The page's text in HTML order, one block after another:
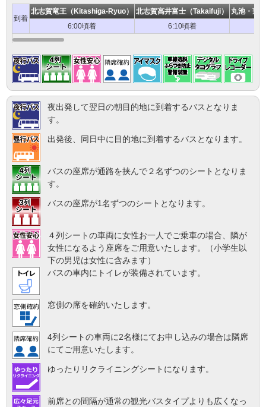
到着
北志賀竜王（Kitashiga-Ryuo） 北志賀高井富士（Takaifuji）
丸池・蓮
6:00頃着
6:10頃着
夜出発して翌日の朝目的地に到着するバスとなりま
す。
出発後、同日中に目的地に到着するバスとなります。
バスの座席が通路を挟んで２名ずつのシートとなりま
す。
バスの座席が1名ずつのシートとなります。
４列シートの車両に女性お一人でご乗車の場合、隣が
女性になるよう座席をご用意いたします。（小学生以
下の男児は女性に含みます）
バスの車内にトイレが装備されています。
窓側の席を確約いたします。
4列シートの車両に2名様にてお申し込みの場合は隣席
にてご用意いたします。
ゆったりリクライニングシートになります。
前席との間隔が通常の観光バスタイプよりも広くなっ